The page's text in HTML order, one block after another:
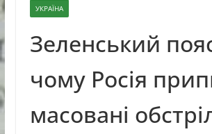
УКРАЇНА
Зеленський
чому Росія
масовані